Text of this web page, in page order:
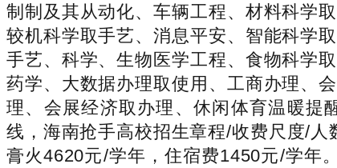
制制及其从动化、车辆工程、材料科学
较机科学取手艺、消息平安、智能科学
手艺、科学、生物医学工程、食物科学
药学、大数据办理取使用、工商办理、
理、会展经济取办理、休闲体育温暖提
线，海南抢手高校招生章程/收费尺度/
膏火4620元/学年，住宿费1450元/学年